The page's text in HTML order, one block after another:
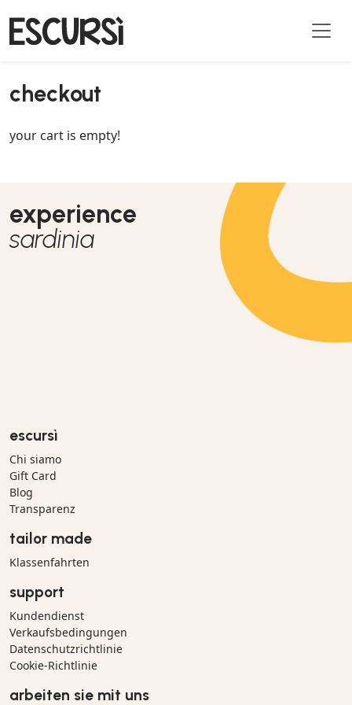
checkout
your cart is empty!
experience
sardinia
escursì
Chi siamo
Gift Card
Blog
Transparenz
tailor made
Klassenfahrten
support
Kundendienst
Verkaufsbedingungen
Datenschutzrichtlinie
Cookie-Richtlinie
arbeiten sie mit uns